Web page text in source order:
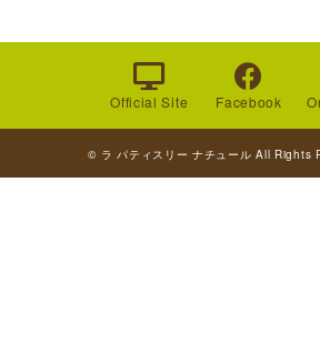
Official Site Facebook
© ラ パティスリー ナチュール All Rights